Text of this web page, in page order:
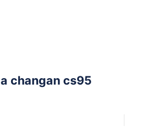
changan cs95